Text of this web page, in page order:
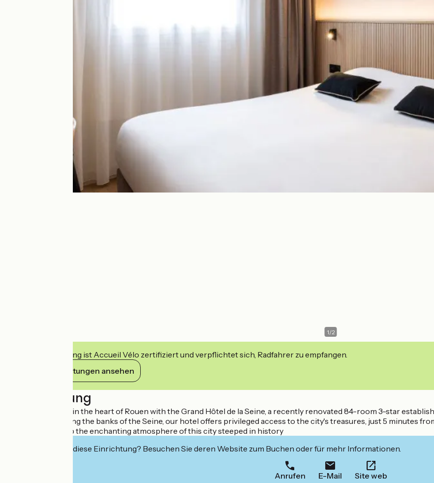
1/2
Diese Einrichtung ist Accueil Vélo zertifiziert und verpflichtet sich, Radfahrer zu empfangen.
Ihre Verpflichtungen ansehen
Beschreibung
Immerse yourself in the heart of Rouen with the Grand Hôtel de la Seine, a recently renovated 84-room 3-star
Ideally located along the banks of the Seine, our hotel offers privileged access to the city's treasures, just 5 minutes
Come and soak up the enchanting atmosphere of this city steeped in history
Interessiert Sie diese Einrichtung? Besuchen Sie deren Website zum Buchen oder für mehr Informationen.
Anrufen E-Mail Site web